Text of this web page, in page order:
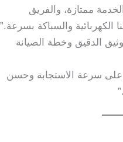
ممتازة، والفريق
والسباكة بسرعة.”
الدقيق وخطة الصيانة
سرعة الاستجابة وحسن